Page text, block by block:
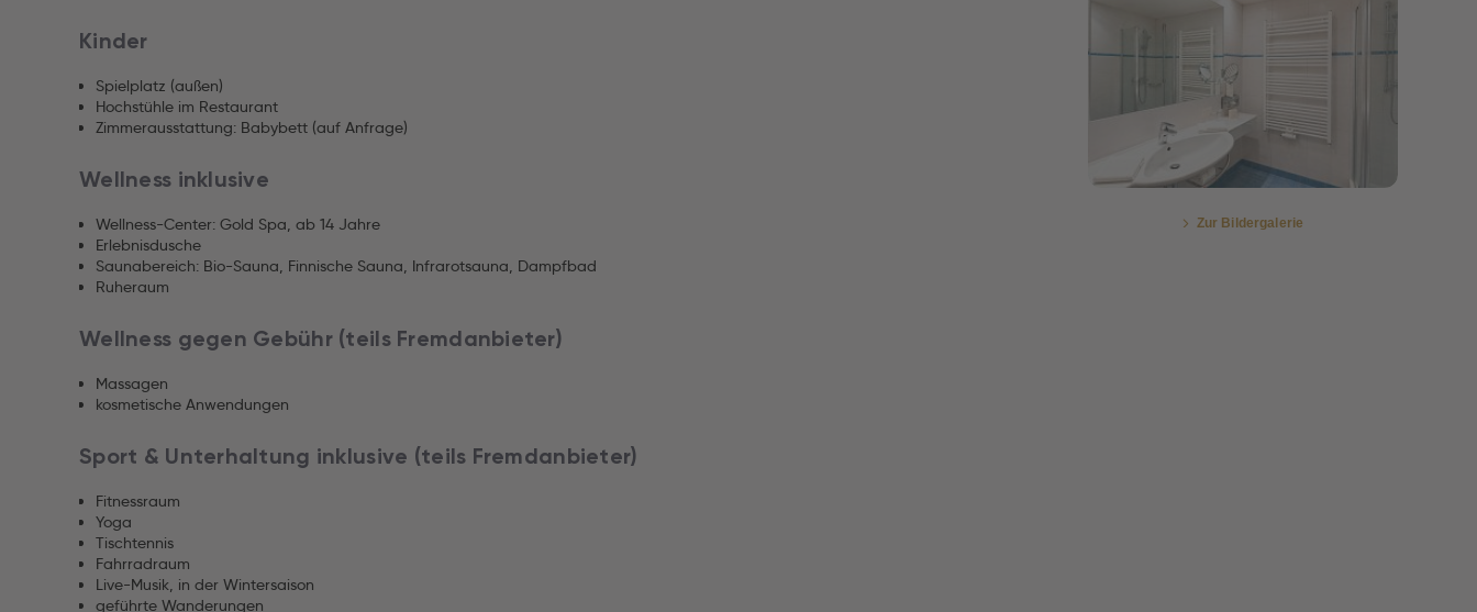
Kinder
Spielplatz (außen)
Hochstühle im Restaurant
Zimmerausstattung: Babybett (auf Anfrage)
Wellness inklusive
Wellness-Center: Gold Spa, ab 14 Jahre
Erlebnisdusche
Saunabereich: Bio-Sauna, Finnische Sauna, Infrarotsauna, Dampfbad
Ruheraum
Wellness gegen Gebühr (teils Fremdanbieter)
Massagen
kosmetische Anwendungen
Sport & Unterhaltung inklusive (teils Fremdanbieter)
Fitnessraum
Yoga
Tischtennis
Fahrradraum
Live-Musik, in der Wintersaison
geführte Wanderungen
Bildergalerie öffnen
Zur Bildergalerie